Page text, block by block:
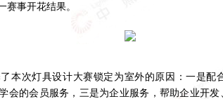
赛事开花结果。
次灯具设计大赛锁定为室外的原因：一是配
会的会员服务，三是为企业服务，帮助企业开